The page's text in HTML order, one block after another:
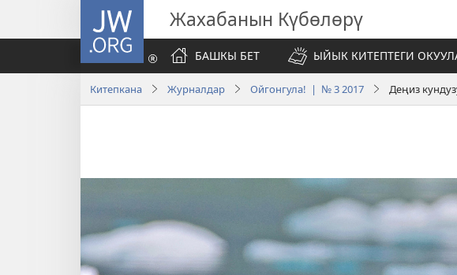
JW.ORG Жахабанын Күбөлөрү
БАШКЫ БЕТ
ЫЙЫК КИТЕПТЕГИ
Китепкана Журналдар Ойгонгула! | № 3 2017 Деңиз